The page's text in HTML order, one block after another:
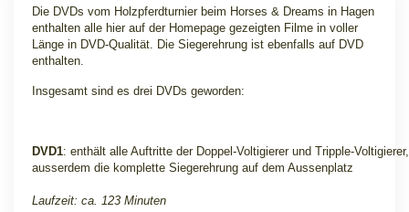
Die DVDs vom Holzpferdturnier beim Horses & Dreams in Hagen
enthalten alle hier auf der Homepage gezeigten Filme in voller
Länge in DVD-Qualität. Die Siegerehrung ist ebenfalls auf DVD
enthalten.
Insgesamt sind es drei DVDs geworden:
DVD1: enthält alle Auftritte der Doppel-Voltigierer und Tripple-Voltigierer,
ausserdem die komplette Siegerehrung auf dem Aussenplatz
Laufzeit: ca. 123 Minuten